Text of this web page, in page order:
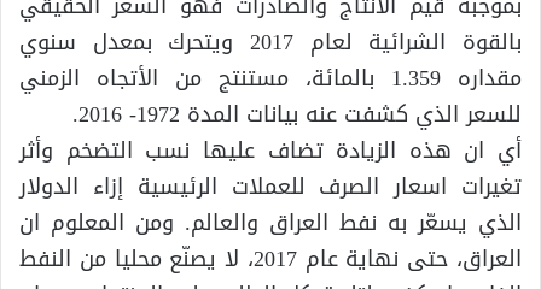
بالقوة الشرائية لعام 2017 ويتحرك بمعدل سنوي
مقداره 1.359 بالمائة، مستنتج من الأتجاه الزمني
للسعر الذي كشفت عنه بيانات المدة 1972- 2016.
أي ان هذه الزيادة تضاف عليها نسب التضخم وأثر
تغيرات اسعار الصرف للعملات الرئيسية إزاء الدولار
الذي يسعّر به نفط العراق والعالم. ومن المعلوم ان
العراق، حتى نهاية عام 2017، لا يصنّع محليا من النفط